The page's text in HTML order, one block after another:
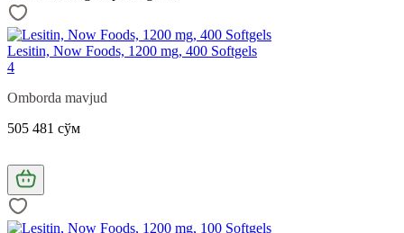
Lesitin, Now Foods, 1200 mg, 400 Softgels
4
Omborda mavjud
505 481 сўм